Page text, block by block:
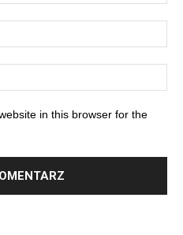
in this browser for the